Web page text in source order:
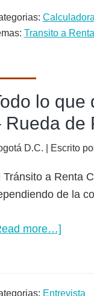
cuánto
Calculadora
Transito a
lo que
Rueda de
D.C. | Escrito
Tránsito a Renta
de la
more…]
Entrevista